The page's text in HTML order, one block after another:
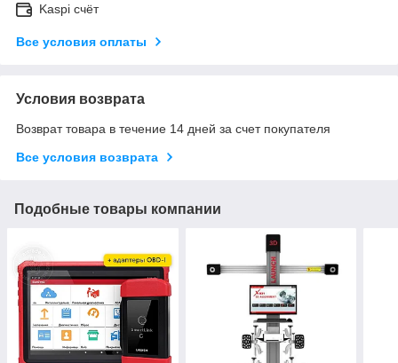
Kaspi счёт
Все условия оплаты
Условия возврата
Возврат товара в течение 14 дней за счет покупателя
Все условия возврата
Подобные товары компании